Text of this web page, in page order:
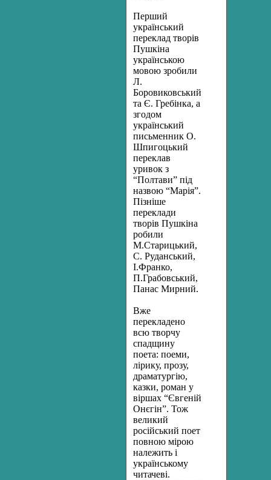
Перший
український
переклад творів
Пушкіна
українською
мовою зробили
Л.
Боровиковський
та Є. Гребінка, а
згодом
український
письменник О.
Шпигоцький
переклав
уривок з
“Полтави” під
назвою “Марія”.
Пізніше
переклади
творів Пушкіна
робили
М.Старицький,
С. Руданський,
І.Франко,
П.Грабовський,
Панас Мирний.
Вже
перекладено
всю творчу
спадщину
поета: поеми,
лірику, прозу,
драматургію,
казки, роман у
віршах “Євгеній
Онєгін”. Тож
великий
російський поет
повною мірою
належить і
українському
читачеві.